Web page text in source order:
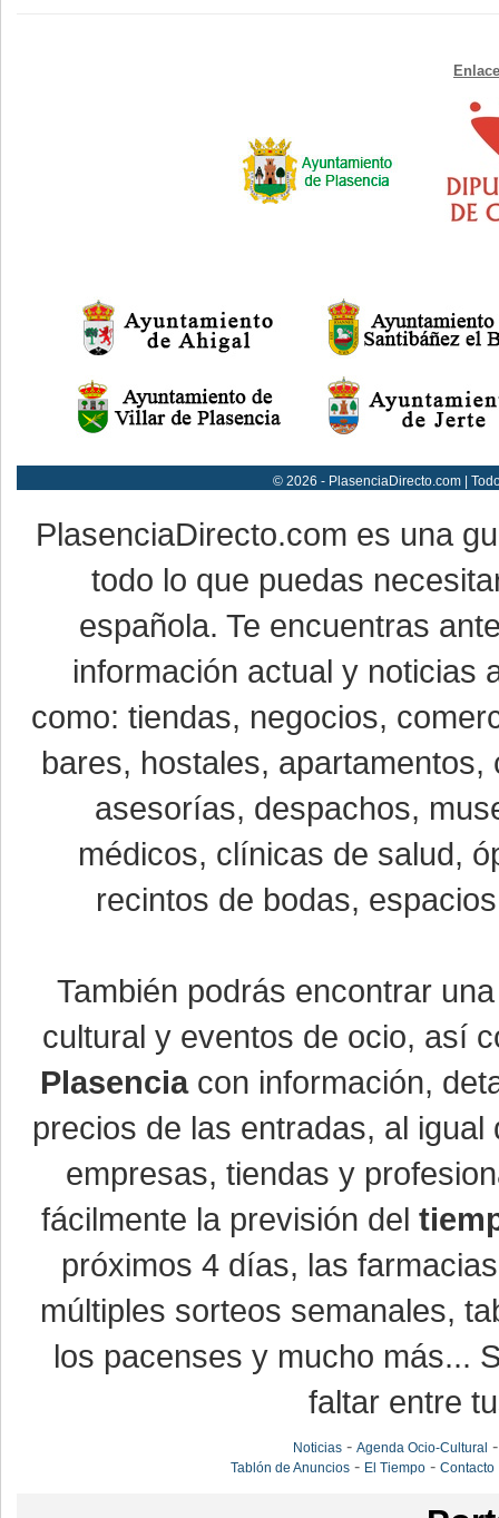
© 2026 - PlasenciaDirecto.com |
PlasenciaDirecto.com es una
todo lo que puedas
española. Te encuentras
información actual y noticias
como: tiendas, negocios,
bares, hostales,
asesorías, despachos,
médicos, clínicas de salud,
recintos de bodas,
También podrás encontrar
cultural y eventos de ocio, así
Plasenciacon información,
precios de las entradas, al
empresas, tiendas y
fácilmente la previsión del
próximos 4 días, las
múltiples sorteos semanales,
los pacenses y mucho más...
faltar entre
Noticias -Agenda Ocio-Cultural
Tablón de Anuncios - El Tiempo -Contacto